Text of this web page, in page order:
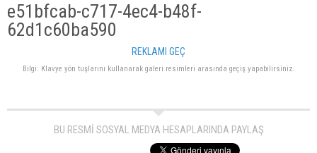
e51bfcab-c717-4ec4-b48f-
62d1c60ba590
REKLAMI GEÇ
Bilgi: Klavye yön tuşlarını kullanarak galeri resimleri arasında geçiş yapabilirsiniz.
BU RESMİ SOSYAL MEDYA HESAPLARINDA PAYLAŞ